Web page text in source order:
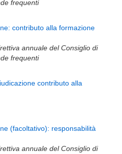
frequenti
contributo alla formazione
annuale del Consiglio di
frequenti
contributo alla
(facoltativo): responsabilità
annuale del Consiglio di